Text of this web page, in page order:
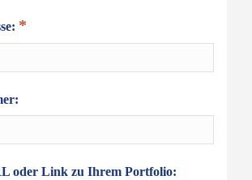
oder Link zu Ihrem Portfolio: